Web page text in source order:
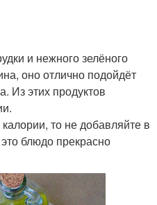
и нежного зелёного
оно отлично подойдёт
Из этих продуктов
то не добавляйте в
блюдо прекрасно